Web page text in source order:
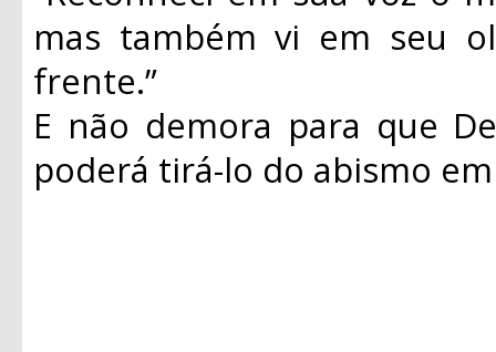
mas também vi em seu
frente.”
E não demora para que
poderá tirá-lo do abismo